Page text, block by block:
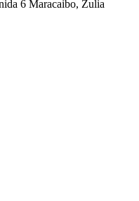
6 Maracaibo, Zulia